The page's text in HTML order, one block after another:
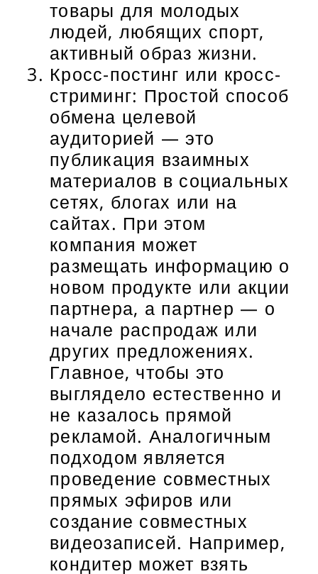
товары для молодых
людей, любящих спорт,
активный образ жизни.
Кросс-постинг или кросс-
стриминг: Простой способ
обмена целевой
аудиторией — это
публикация взаимных
материалов в социальных
сетях, блогах или на
сайтах. При этом
компания может
размещать информацию о
новом продукте или акции
партнера, а партнер — о
начале распродаж или
других предложениях.
Главное, чтобы это
выглядело естественно и
не казалось прямой
рекламой. Аналогичным
подходом является
проведение совместных
прямых эфиров или
создание совместных
видеозаписей. Например,
кондитер может взять